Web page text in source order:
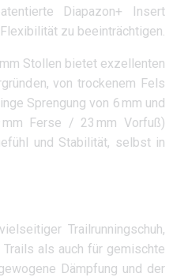
Diapazon+ Insert
zu beeinträchtigen.​
Stollen bietet exzellenten
von trockenem Fels
Sprengung von 6 mm und
Ferse / 23 mm Vorfuß)
und Stabilität, selbst in
Trailrunningschuh,
als auch für gemischte
Dämpfung und der